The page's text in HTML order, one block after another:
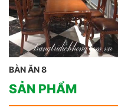
BÀN ĂN 8
SẢN PHẨM